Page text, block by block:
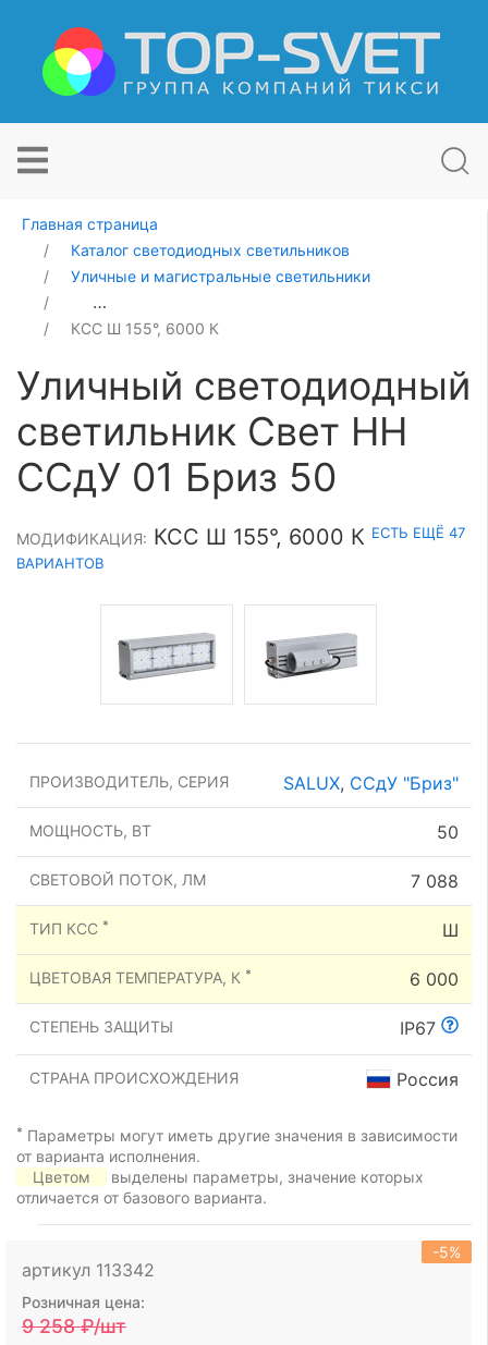
Главная страница
Каталог светодиодных светильников
Уличные и магистральные светильники
Уличный светодиодный светильник Свет НН ССдУ 01
КСС Ш 155°, 6000 К
Уличный светодиодный
светильник Свет НН
ССдУ 01 Бриз 50
МОДИФИКАЦИЯ: КСС Ш 155°, 6000 К ЕСТЬ ЕЩЁ 47
ВАРИАНТОВ
ПРОИЗВОДИТЕЛЬ, СЕРИЯ SALUX, ССдУ "Бриз"
МОЩНОСТЬ, ВТ 50
СВЕТОВОЙ ПОТОК, ЛМ 7 088
ТИП КСС * Ш
ЦВЕТОВАЯ ТЕМПЕРАТУРА, К * 6 000
СТЕПЕНЬ ЗАЩИТЫ IP67
СТРАНА ПРОИСХОЖДЕНИЯ Россия
* Параметры могут иметь другие значения в зависимости
от варианта исполнения.
Цветом
выделены параметры, значение которых
отличается от базового варианта.
артикул 113342
-5%
Розничная цена:
9 258₽/шт